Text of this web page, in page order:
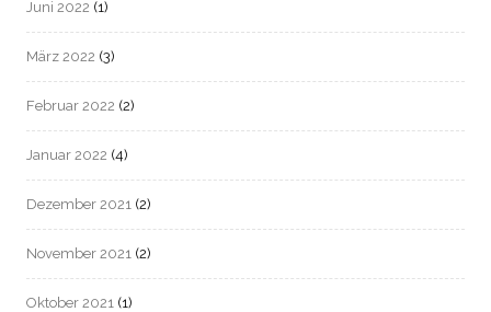
Juni 2022 (1)
März 2022 (3)
Februar 2022 (2)
Januar 2022 (4)
Dezember 2021 (2)
November 2021 (2)
Oktober 2021 (1)